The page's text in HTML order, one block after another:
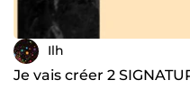
Ilh
Je vais créer 2